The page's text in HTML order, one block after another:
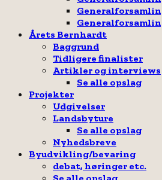
Årets Bernhardt
Baggrund
Tidligere finalister
Artikler og interviews
Se alle opslag
Projekter
Udgivelser
Landsbyture
Se alle opslag
Nyhedsbreve
Byudvikling/bevaring
debat, høringer etc.